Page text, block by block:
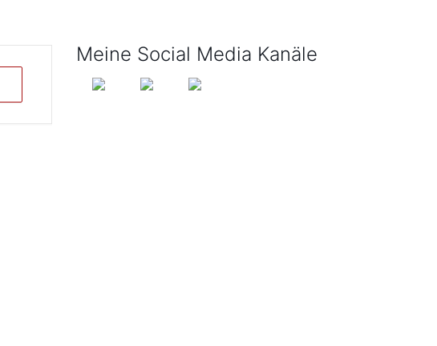
Meine Social Media Kanäle